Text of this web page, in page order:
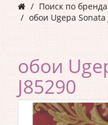
Поиск по
обои Ugepa Sonata
обои
J85290